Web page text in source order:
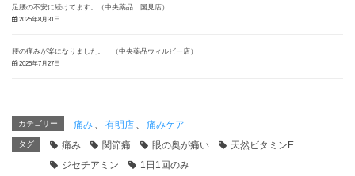
足腰の不安に続けてます。（中央薬品 国見店）
2025年8月31日
腰の痛みが楽になりました。 （中央薬品ウィルビー店）
2025年7月27日
カテゴリー 痛み 、 有明店 、 痛みケア
タグ 痛み 関節痛 眼の奥が痛い
天然ビタミンE
ジセチアミン
1日1回のみ